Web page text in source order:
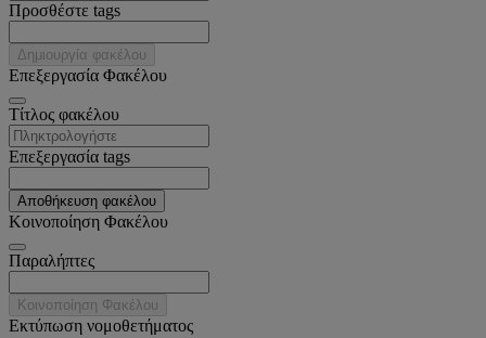
Προσθέστε tags
Δημιουργία φακέλου
Επεξεργασία Φακέλου
Tίτλος φακέλου
Επεξεργασία tags
Αποθήκευση φακέλου
Κοινοποίηση Φακέλου
Παραλήπτες
Κοινοποίηση Φακέλου
Εκτύπωση νομοθετήματος